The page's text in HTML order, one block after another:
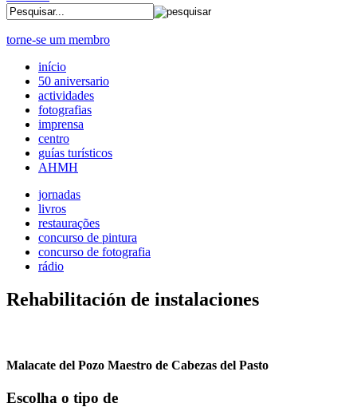
torne-se um membro
início
50 aniversario
actividades
fotografias
imprensa
centro
guías turísticos
AHMH
jornadas
livros
restaurações
concurso de pintura
concurso de fotografia
rádio
Rehabilitación de instalaciones
Malacate del Pozo Maestro de Cabezas del Pasto
Escolha o tipo de